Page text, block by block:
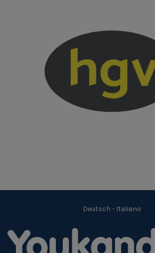
Deutsch - Italiano